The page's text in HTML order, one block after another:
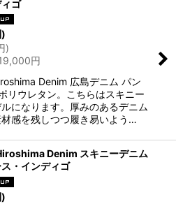
ゴ
)
円
Denim 広島デニム パン
リウレタン。こちらはスキニー
になります。厚みのあるデニム
感を残しつつ履き易いよう…
Denim スキニーデニム
・インディゴ